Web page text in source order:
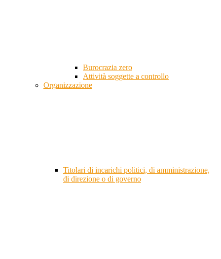
Burocrazia zero
Attività soggette a controllo
Organizzazione
Titolari di incarichi politici, di amministrazione,
di direzione o di governo